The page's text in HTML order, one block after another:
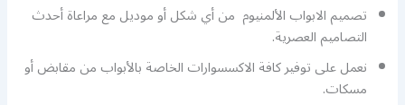
تصميم الابواب الألمنيوم من أي شكل أو موديل مع مراعاة أحدث
التصاميم العصرية.
نعمل على توفير كافة الاكسسوارات الخاصة بالأبواب من مقابض أو
مسكات.